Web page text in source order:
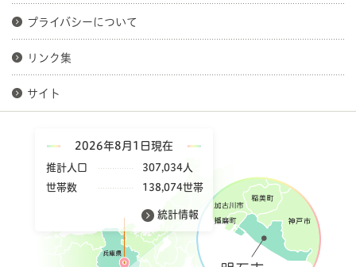
プライバシーについて
リンク集
サイト
2026年8月1日現在
推計人口
307,034人
世帯数
138,074世帯
統計情報